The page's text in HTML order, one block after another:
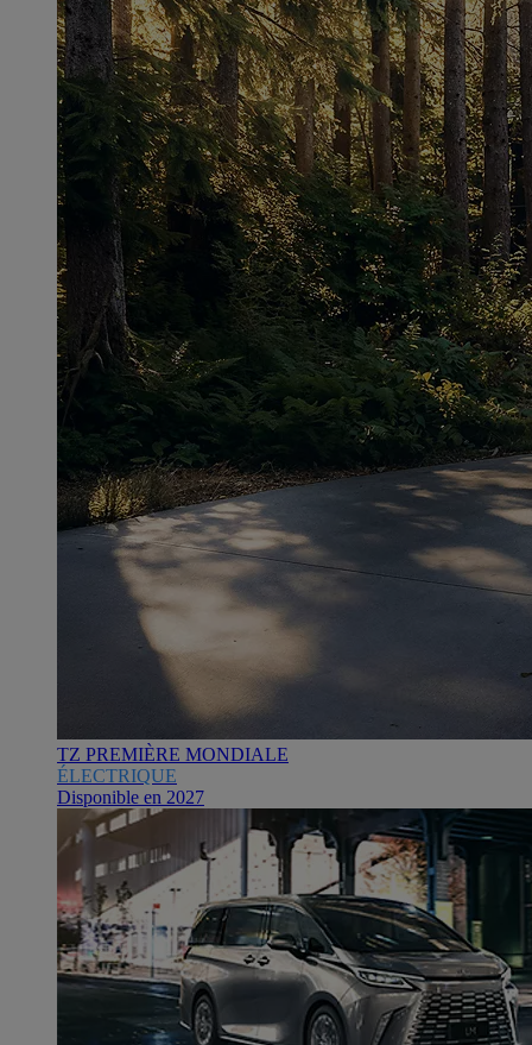
TZ PREMIÈRE MONDIALE
ÉLECTRIQUE
Disponible en 2027